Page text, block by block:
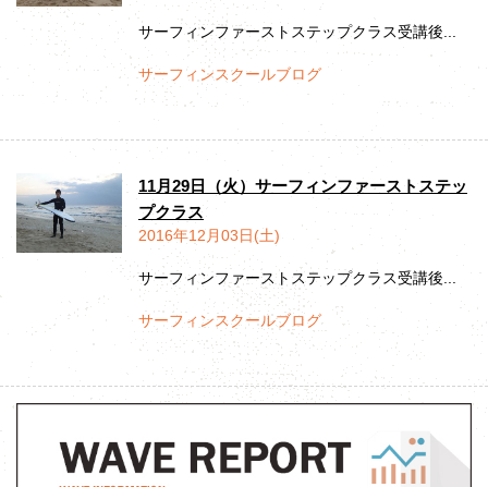
サーフィンファーストステップクラス受講後...
サーフィンスクールブログ
11月29日（火）サーフィンファーストステッ
プクラス
2016年12月03日(土)
サーフィンファーストステップクラス受講後...
サーフィンスクールブログ